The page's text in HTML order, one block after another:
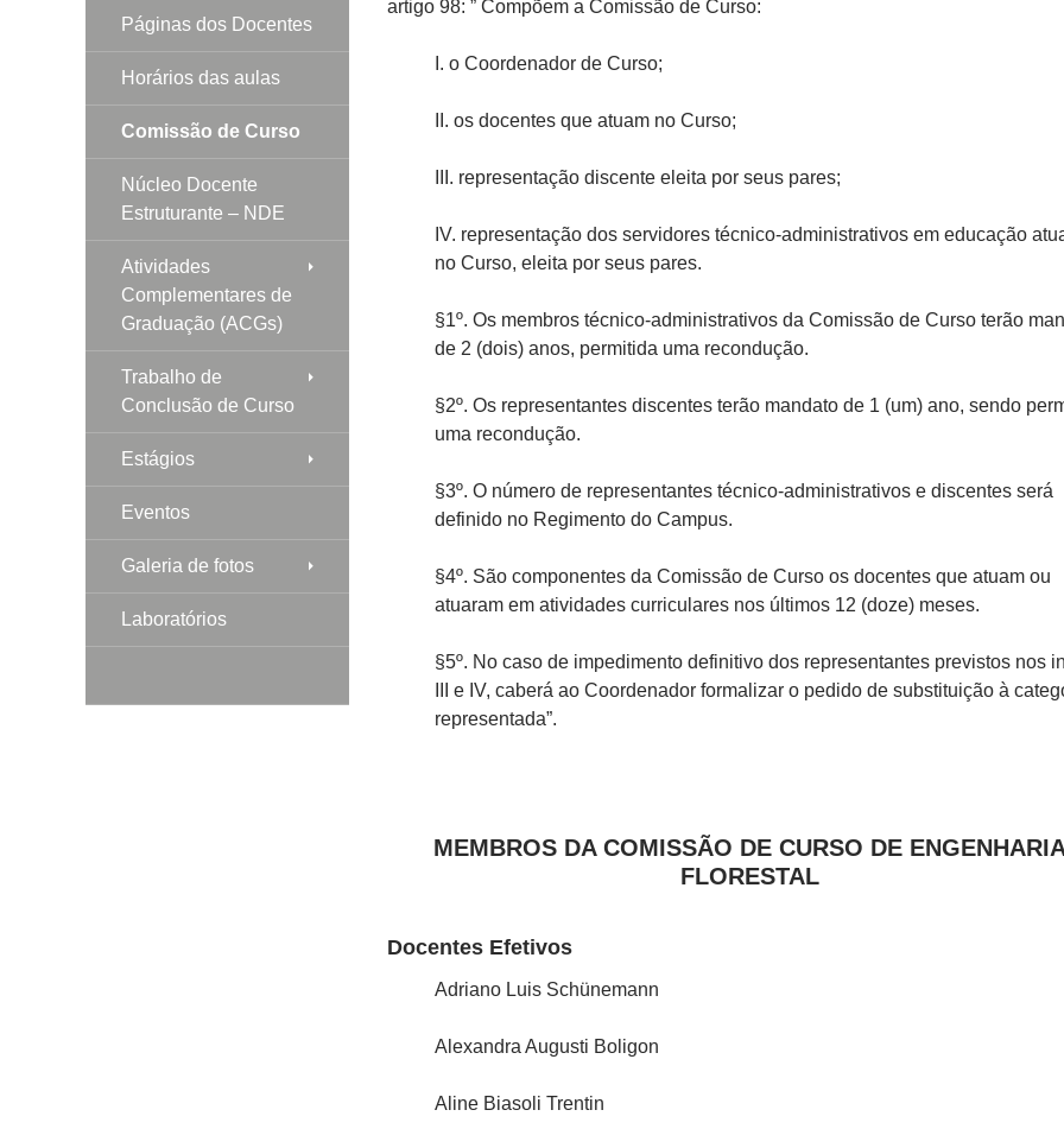
artigo 98: ” Compõem a Comissão de Curso:
I. o Coordenador de Curso;
II. os docentes que atuam no Curso;
III. representação discente eleita por seus pares;
IV. representação dos servidores técnico-administrativos em educação
no Curso, eleita por seus pares.
§1º. Os membros técnico-administrativos da Comissão de Curso terão
de 2 (dois) anos, permitida uma recondução.
§2º. Os representantes discentes terão mandato de 1 (um) ano, sendo
uma recondução.
§3º. O número de representantes técnico-administrativos e discentes será
definido no Regimento do Campus.
§4º. São componentes da Comissão de Curso os docentes que atuam ou
atuaram em atividades curriculares nos últimos 12 (doze) meses.
§5º. No caso de impedimento definitivo dos representantes previstos nos
III e IV, caberá ao Coordenador formalizar o pedido de substituição à
representada”.
MEMBROS DA COMISSÃO DE CURSO DE
FLORESTAL
Docentes Efetivos
Adriano Luis Schünemann
Alexandra Augusti Boligon
Aline Biasoli Trentin
Páginas dos Docentes
Horários das aulas
Comissão de Curso
Núcleo Docente
Estruturante – NDE
Atividades
Complementares de
Graduação (ACGs)
Trabalho de
Conclusão de Curso
Estágios
Eventos
Galeria de fotos
Laboratórios